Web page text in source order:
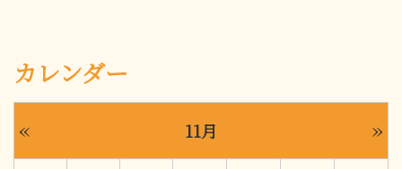
カレンダー
« 11月 »